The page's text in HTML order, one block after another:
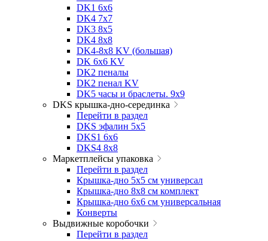
DK1 6x6
DK4 7х7
DK3 8x5
DK4 8x8
DK4-8x8 KV (большая)
DK 6х6 KV
DK2 пеналы
DK2 пенал KV
DK5 часы и браслеты. 9x9
DKS крышка-дно-серединка
Перейти в раздел
DKS эфалин 5x5
DKS1 6x6
DKS4 8x8
Маркетплейсы упаковка
Перейти в раздел
Крышка-дно 5x5 см универсал
Крышка-дно 8x8 см комплект
Крышка-дно 6x6 см универсальная
Конверты
Выдвижные коробочки
Перейти в раздел